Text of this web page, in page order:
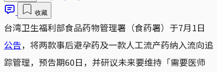
收藏
台湾卫生福利部食品药物管理署（食药署）于7月1日
公告，将两款事后避孕药及一款人工流产药纳入流向追
踪管理，预告期60日，并研议未来要维持「需要医师